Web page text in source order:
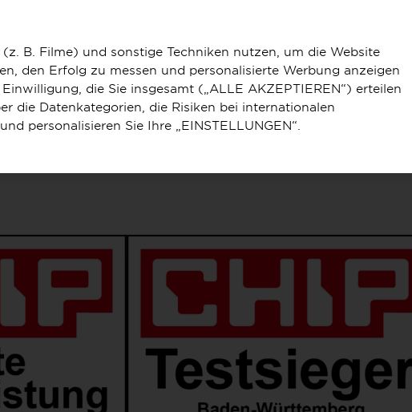
B. Filme) und sonstige Techniken nutzen, um die Website
den Erfolg zu messen und personalisierte Werbung anzeigen
die Sie insgesamt („ALLE AKZEPTIEREN“) erteilen
die Datenkategorien, die Risiken bei internationalen
personalisieren Sie Ihre „EINSTELLUNGEN“.